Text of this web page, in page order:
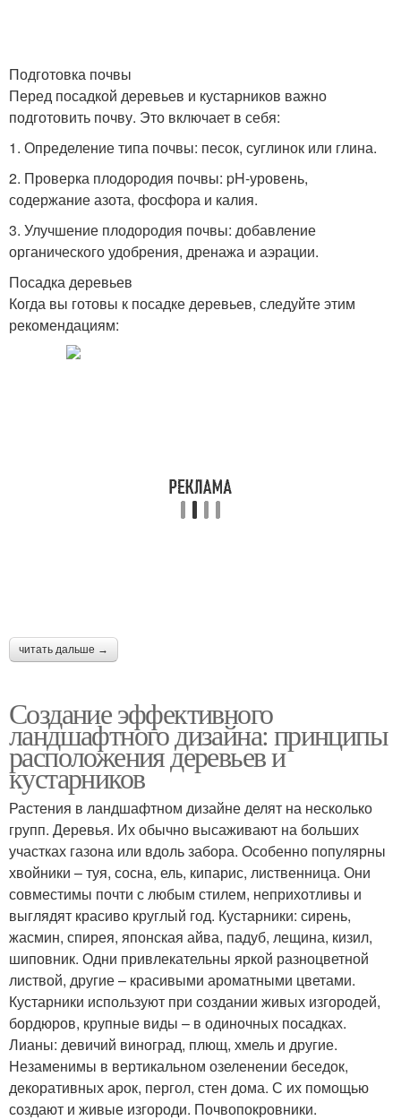
Подготовка почвы
Перед посадкой деревьев и кустарников важно
подготовить почву. Это включает в себя:
1. Определение типа почвы: песок, суглинок или глина.
2. Проверка плодородия почвы: pH-уровень,
содержание азота, фосфора и калия.
3. Улучшение плодородия почвы: добавление
органического удобрения, дренажа и аэрации.
Посадка деревьев
Когда вы готовы к посадке деревьев, следуйте этим
рекомендациям:
читать дальше →
Создание эффективного
ландшафтного дизайна: принципы
расположения деревьев и
кустарников
Растения в ландшафтном дизайне делят на несколько
групп. Деревья. Их обычно высаживают на больших
участках газона или вдоль забора. Особенно популярны
хвойники – туя, сосна, ель, кипарис, лиственница. Они
совместимы почти с любым стилем, неприхотливы и
выглядят красиво круглый год. Кустарники: сирень,
жасмин, спирея, японская айва, падуб, лещина, кизил,
шиповник. Одни привлекательны яркой разноцветной
листвой, другие – красивыми ароматными цветами.
Кустарники используют при создании живых изгородей,
бордюров, крупные виды – в одиночных посадках.
Лианы: девичий виноград, плющ, хмель и другие.
Незаменимы в вертикальном озеленении беседок,
декоративных арок, пергол, стен дома. С их помощью
создают и живые изгороди. Почвопокровники.